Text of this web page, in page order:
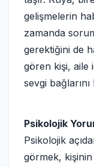
gelişmelerin
zamanda
gerektiğini de
gören kişi, aile
sevgi
Psikolojik
Psikolojik
görmek,